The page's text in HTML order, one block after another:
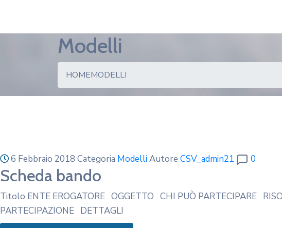
Modelli
HOMEMODELLI
6 Febbraio 2018 Categoria ModelliAutore CSV_admin21 0
Scheda bando
Titolo ENTE EROGATORE OGGETTO CHI PUÒ PARTECIPARE
PARTECIPAZIONE DETTAGLI